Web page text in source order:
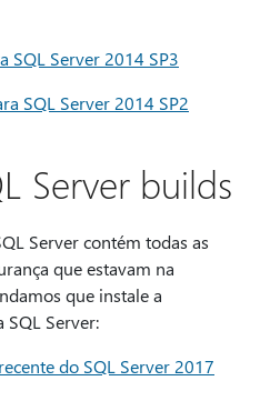
SQL Server 2014 SP3
SQL Server 2014 SP2
Server builds
Server contém todas as
que estavam na
que instale a
Server:
do SQL Server 2017